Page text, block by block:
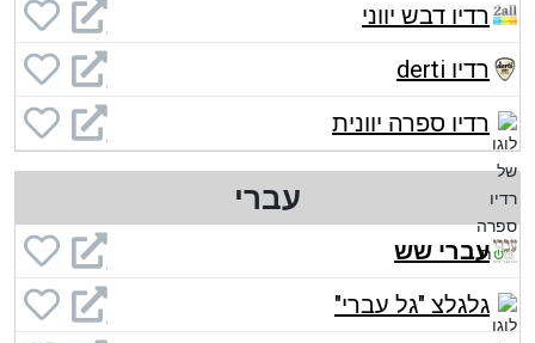
רדיו דבש יווני
רדיו derti
רדיו ספרה יוונית
עברי
עברי שש
גלגלצ "גל עברי"